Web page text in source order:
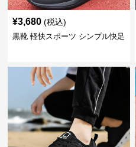
¥3,680 (税込)
黒靴 軽快スポーツ シンプル快足